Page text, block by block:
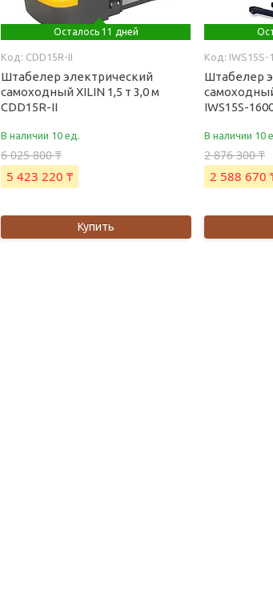
Осталось 11 дней
CDD15R-II
Штабелер электрический
самоходный XILIN 1,5 т 3,0 м
CDD15R-II
В наличии 10 ед.
6 025 800 ₸
5 423 220 ₸
Купить
IWS15S-
Штабелер
IWS15S-
В наличии 10
2 876 300 ₸
2 588 670